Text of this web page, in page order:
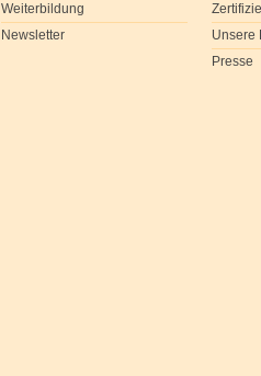
Weiterbildung
Newsletter
Unsere
Presse